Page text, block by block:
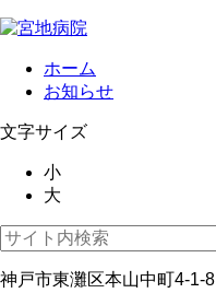
ホーム
お知らせ
文字サイズ
小
大
神戸市東灘区本山中町4-1-8